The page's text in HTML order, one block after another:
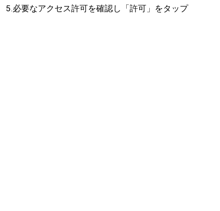
5.必要なアクセス許可を確認し「許可」をタップ